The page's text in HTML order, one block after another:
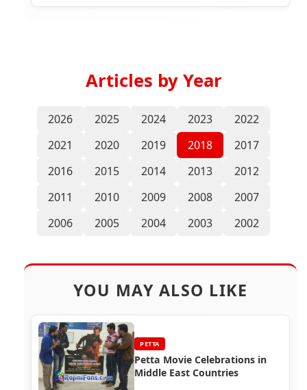
Articles by Year
2026 2025 2024 2023
2022
2021
2020 2019 2018
2017
2016
2015 2014 2013
2012
2011
2010 2009 2008
2007
2006
2005 2004 2003 2002
YOU MAY ALSO LIKE
PETTA
Petta Movie Celebrations in
Middle East Countries